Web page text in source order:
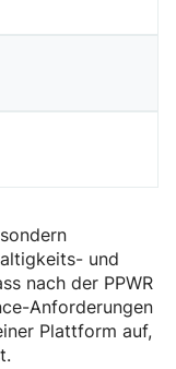
und
nach der PPWR
Anforderungen
Plattform auf,